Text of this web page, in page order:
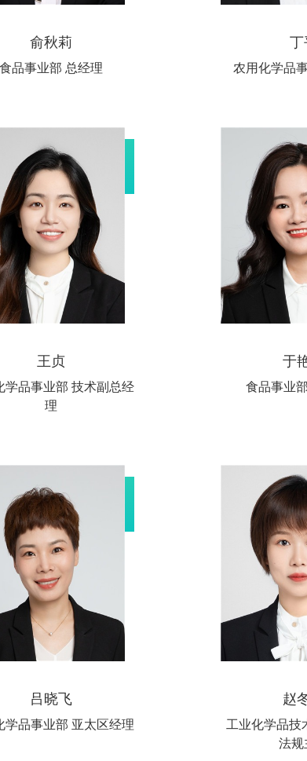
俞秋莉
食品事业部 总经理 农用化学品
王贞
学品事业部 技术副总经
理
于
食品事业
吕晓飞
学品事业部 亚太区经理
赵
工业化学品技
法